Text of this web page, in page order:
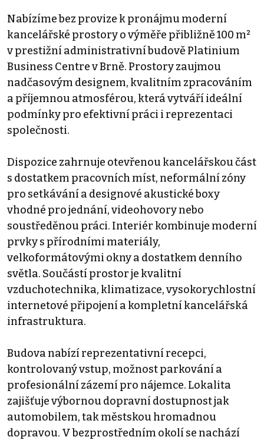
Nabízíme bez provize k pronájmu moderní
kancelářské prostory o výměře přibližně 100 m²
v prestižní administrativní budově Platinium
Business Centre v Brně. Prostory zaujmou
nadčasovým designem, kvalitním zpracováním
a příjemnou atmosférou, která vytváří ideální
podmínky pro efektivní práci i reprezentaci
společnosti.
Dispozice zahrnuje otevřenou kancelářskou část
s dostatkem pracovních míst, neformální zóny
pro setkávání a designové akustické boxy
vhodné pro jednání, videohovory nebo
soustředěnou práci. Interiér kombinuje moderní
prvky s přírodními materiály,
velkoformátovými okny a dostatkem denního
světla. Součástí prostor je kvalitní
vzduchotechnika, klimatizace, vysokorychlostní
internetové připojení a kompletní kancelářská
infrastruktura.
Budova nabízí reprezentativní recepci,
kontrolovaný vstup, možnost parkování a
profesionální zázemí pro nájemce. Lokalita
zajišťuje výbornou dopravní dostupnost jak
automobilem, tak městskou hromadnou
dopravou. V bezprostředním okolí se nachází